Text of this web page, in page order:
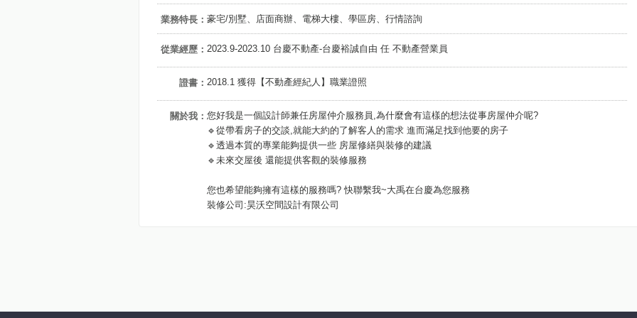
業務特長： 豪宅/別墅、店面商辦、電梯大樓、學區房、行情諮詢
從業經歷： 2023.9-2023.10 台慶不動產-台慶裕誠自由 任 不動產營業員
證書： 2018.1 獲得【不動產經紀人】職業證照
關於我： 您好我是一個設計師兼任房屋仲介服務員,為什麼會有這樣的想法從事房屋仲介呢?
🔹從帶看房子的交談,就能大約的了解客人的需求 進而滿足找到他要的房子
🔹透過本質的專業能夠提供一些 房屋修繕與裝修的建議
🔹未來交屋後 還能提供客觀的裝修服務
您也希望能夠擁有這樣的服務嗎? 快聯繫我~大禹在台慶為您服務
裝修公司:昊沃空間設計有限公司